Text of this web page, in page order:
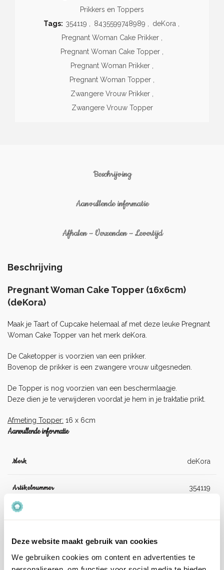
Deze website maakt gebruik van cookies
We gebruiken cookies om content en advertenties te
Prikkers en Toppers
Tags: 354119 8435599748989 deKora
Pregnant Woman Cake Prikker
Pregnant Woman Cake Topper
Pregnant Woman Prikker
Pregnant Woman Topper
Zwangere Vrouw Prikker
Zwangere Vrouw Topper
Beschrijving
Aanvullende informatie
Afhalen – Verzenden – Levertijd
Beschrijving
Pregnant Woman Cake Topper (16x6cm)
(deKora)
Maak je Taart of Cupcake helemaal af met deze leuke Pregnant
Woman Cake Topper van het merk deKora.
De Caketopper is voorzien van een prikker.
Bovenop de prikker is een zwangere vrouw uitgesneden.
De Topper is nog voorzien van een beschermlaagje.
Deze dien je te verwijderen voordat je hem in je traktatie prikt.
Afmeting Topper: 16 x 6cm
Aanvullende informatie
Merk deKora
Artikelnummer 354119
EAN
Onze pakketten worden verstuurd met PostNL.
Op werkdagen (maandag tot vrijdag) geldt: voor 15:00 besteld
en betaald = dezelfde werkdag verzonden.